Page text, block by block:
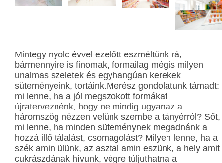
Mintegy nyolc évvel ezelőtt eszméltünk rá,
bármennyire is finomak, formailag mégis milyen
unalmas szeletek és egyhangúan kerekek
süteményeink, tortáink.Merész gondolatunk támadt:
mi lenne, ha a jól megszokott formákat
újraterveznénk, hogy ne mindig ugyanaz a
háromszög nézzen velünk szembe a tányérról? Sőt,
mi lenne, ha minden süteménynek megadnánk a
hozzá illő tálalást, csomagolást? Milyen lenne, ha a
szék amin ülünk, az asztal amin eszünk, a hely amit
cukrászdának hívunk, végre túljuthatna a